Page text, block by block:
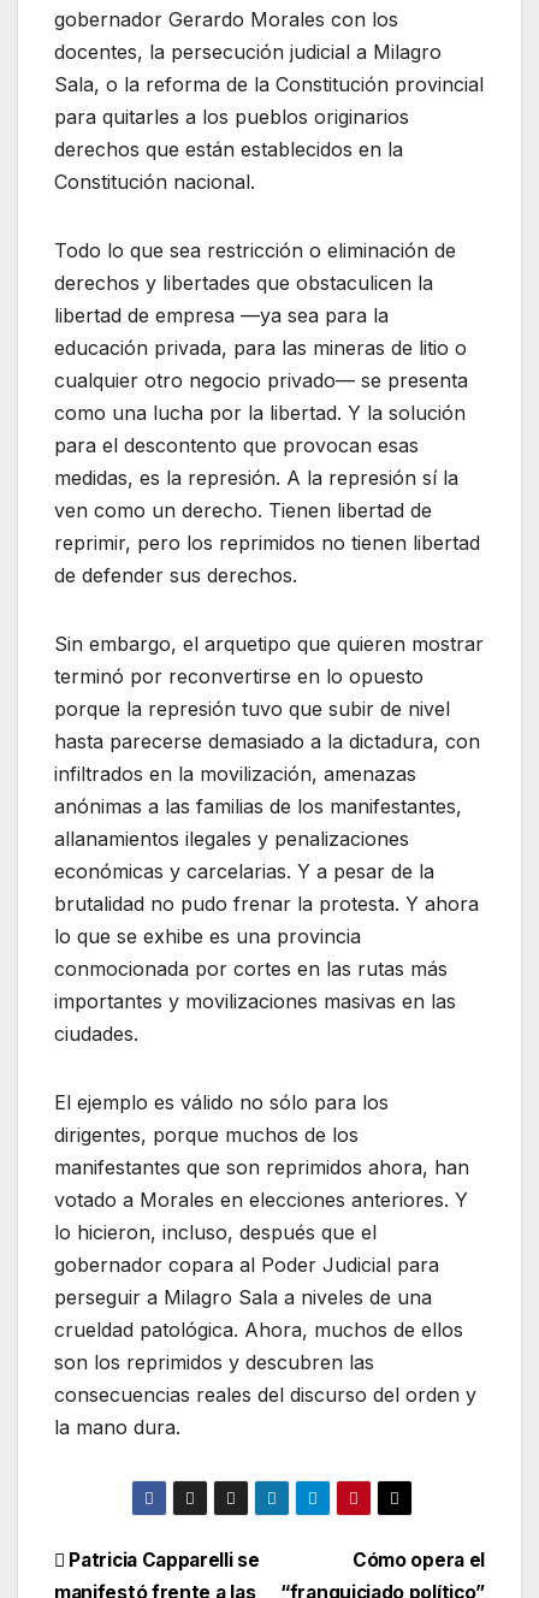
gobernador Gerardo Morales con los
docentes, la persecución judicial a Milagro
Sala, o la reforma de la Constitución provincial
para quitarles a los pueblos originarios
derechos que están establecidos en la
Constitución nacional.
Todo lo que sea restricción o eliminación de
derechos y libertades que obstaculicen la
libertad de empresa —ya sea para la
educación privada, para las mineras de litio o
cualquier otro negocio privado— se presenta
como una lucha por la libertad. Y la solución
para el descontento que provocan esas
medidas, es la represión. A la represión sí la
ven como un derecho. Tienen libertad de
reprimir, pero los reprimidos no tienen libertad
de defender sus derechos.
Sin embargo, el arquetipo que quieren mostrar
terminó por reconvertirse en lo opuesto
porque la represión tuvo que subir de nivel
hasta parecerse demasiado a la dictadura, con
infiltrados en la movilización, amenazas
anónimas a las familias de los manifestantes,
allanamientos ilegales y penalizaciones
económicas y carcelarias. Y a pesar de la
brutalidad no pudo frenar la protesta. Y ahora
lo que se exhibe es una provincia
conmocionada por cortes en las rutas más
importantes y movilizaciones masivas en las
ciudades.
El ejemplo es válido no sólo para los
dirigentes, porque muchos de los
manifestantes que son reprimidos ahora, han
votado a Morales en elecciones anteriores. Y
lo hicieron, incluso, después que el
gobernador copara al Poder Judicial para
perseguir a Milagro Sala a niveles de una
crueldad patológica. Ahora, muchos de ellos
son los reprimidos y descubren las
consecuencias reales del discurso del orden y
la mano dura.
Cómo opera el
“franquiciado político”
Patricia Capparelli se
manifestó frente a las